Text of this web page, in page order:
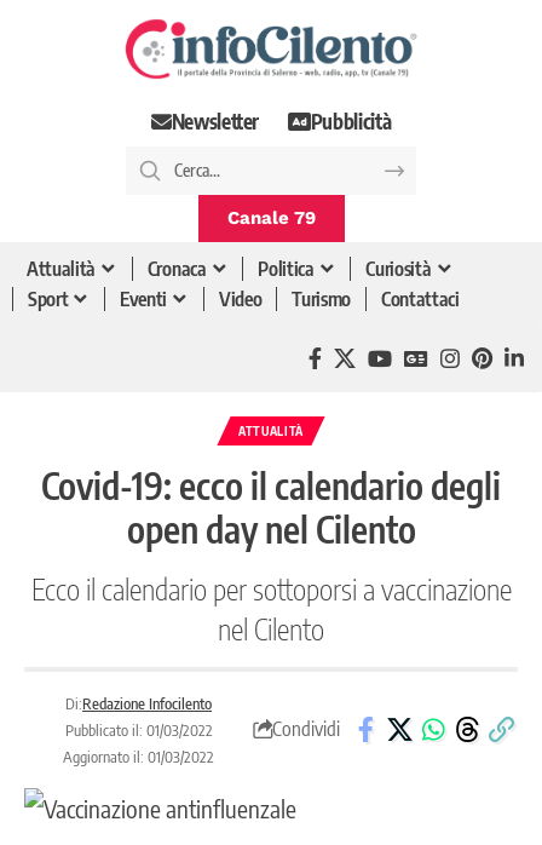
Newsletter Pubblicità
Canale 79
Attualità Cronaca Politica
Curiosità
Sport
Eventi Video Turismo Contattaci
ATTUALITÀ
Covid-19: ecco il calendario degli
open day nel Cilento
Ecco il calendario per sottoporsi a vaccinazione
nel Cilento
Di:Redazione Infocilento
Pubblicato il: 01/03/2022
Aggiornato il: 01/03/2022
Condividi